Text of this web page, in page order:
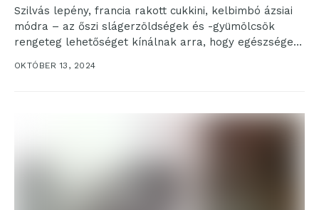
Szilvás lepény, francia rakott cukkini, kelbimbó ázsiai
módra – az őszi slágerzöldségek és -gyümölcsök
rengeteg lehetőséget kínálnak arra, hogy egészséges
és finom ételeket...
OKTÓBER 13, 2024